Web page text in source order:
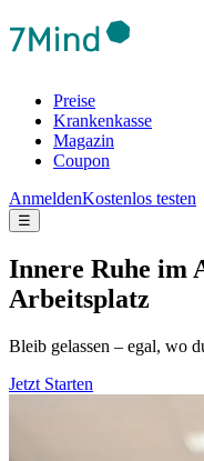
Preise
Krankenkasse
Magazin
Coupon
AnmeldenKostenlos testen
☰
Innere Ruhe im
Arbeitsplatz
Bleib gelassen – egal, wo
Jetzt Starten